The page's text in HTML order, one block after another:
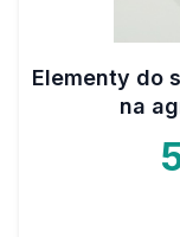
Elementy do
na